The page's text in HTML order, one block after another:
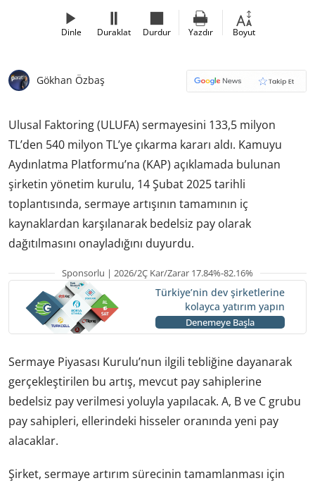
Dinle Duraklat Durdur Yazdır Boyut
Gökhan Özbaş
Ulusal Faktoring (ULUFA) sermayesini 133,5 milyon
TL’den 540 milyon TL’ye çıkarma kararı aldı. Kamuyu
Aydınlatma Platformu’na (KAP) açıklamada bulunan
şirketin yönetim kurulu, 14 Şubat 2025 tarihli
toplantısında, sermaye artışının tamamının iç
kaynaklardan karşılanarak bedelsiz pay olarak
dağıtılmasını onayladığını duyurdu.
Sponsorlu | 2026/2Ç Kar/Zarar 17.84%-82.16%
Türkiye’nin dev şirketlerine
kolayca yatırım yapın
Denemeye Başla
Sermaye Piyasası Kurulu’nun ilgili tebliğine dayanarak
gerçekleştirilen bu artış, mevcut pay sahiplerine
bedelsiz pay verilmesi yoluyla yapılacak. A, B ve C grubu
pay sahipleri, ellerindeki hisseler oranında yeni pay
alacaklar.
Şirket, sermaye artırım sürecinin tamamlanması için